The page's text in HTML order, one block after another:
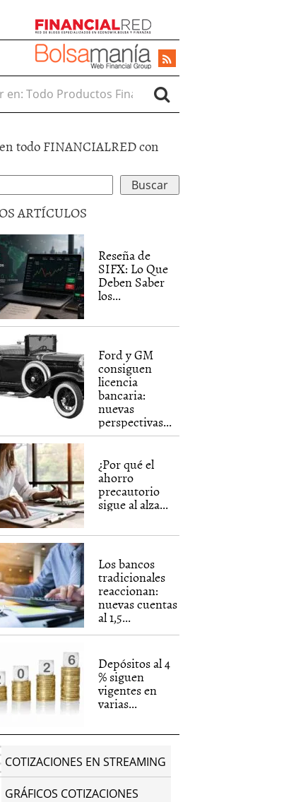
todo FINANCIALRED con
ARTÍCULOS
Reseña de
SIFX: Lo Que
Deben Saber
los...
Ford y GM
consiguen
licencia
bancaria:
nuevas
perspectivas...
¿Por qué el
ahorro
precautorio
sigue al alza...
Los bancos
tradicionales
reaccionan:
nuevas cuentas
al 1,5...
Depósitos al 4
% siguen
vigentes en
varias...
COTIZACIONES EN STREAMING
GRÁFICOS COTIZACIONES